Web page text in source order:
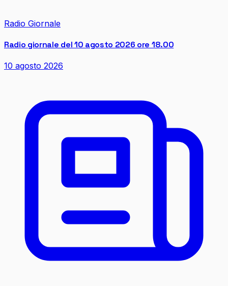
Radio Giornale
Radio giornale del 10 agosto 2026 ore 18.00
10 agosto 2026